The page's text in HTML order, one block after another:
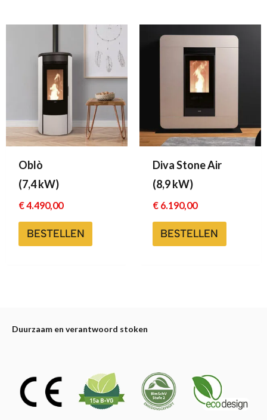
Oblò
(7,4 kW)
€4.490,00
BESTELLEN
Diva Stone Air
(8,9 kW)
€6.190,00
BESTELLEN
Duurzaam en verantwoord stoken